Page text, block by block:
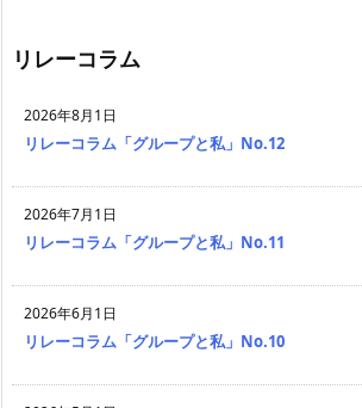
リレーコラム
2026年8月1日
リレーコラム「グループと私」No.12
2026年7月1日
リレーコラム「グループと私」No.11
2026年6月1日
リレーコラム「グループと私」No.10